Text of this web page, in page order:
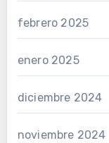
febrero 2025
enero 2025
diciembre 2024
noviembre 2024